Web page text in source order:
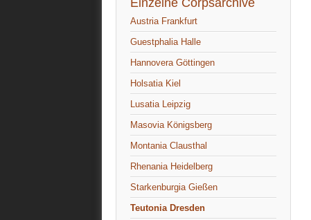
Einzelne Corpsarchive
Austria Frankfurt
Guestphalia Halle
Hannovera Göttingen
Holsatia Kiel
Lusatia Leipzig
Masovia Königsberg
Montania Clausthal
Rhenania Heidelberg
Starkenburgia Gießen
Teutonia Dresden